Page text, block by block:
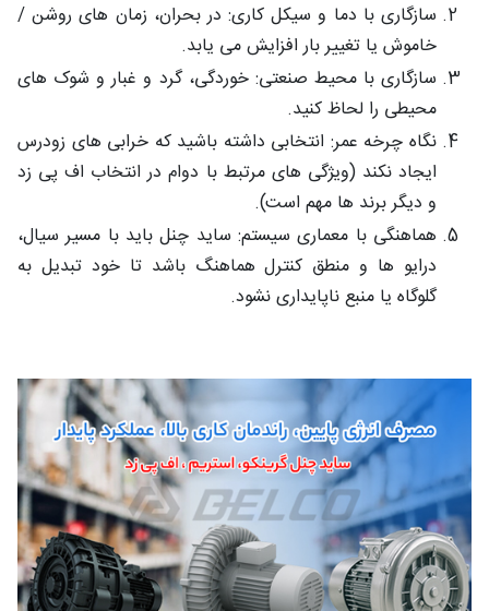
سازگاری با دما و سیکل کاری: در بحران، زمان‌ های روشن /
خاموش یا تغییر بار افزایش می‌ یابد.
سازگاری با محیط صنعتی: خوردگی، گرد و غبار و شوک‌ های
محیطی را لحاظ کنید.
نگاه چرخه عمر: انتخابی داشته باشید که خرابی‌ های زودرس
ایجاد نکند (ویژگی‌ های مرتبط با دوام در انتخاب اف ‌پی‌ زد
و دیگر برند ها مهم است).
هماهنگی با معماری سیستم: ساید چنل باید با مسیر سیال،
درایو ها و منطق کنترل هماهنگ باشد تا خود تبدیل به
گلوگاه یا منبع ناپایداری نشود.